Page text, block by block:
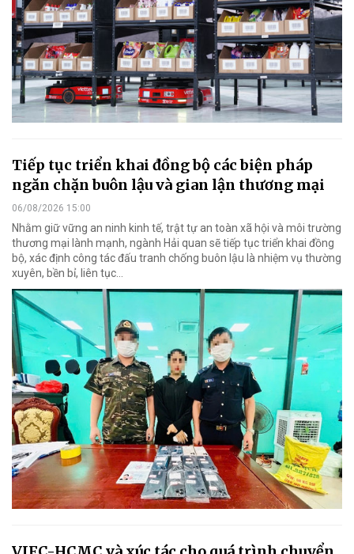
Tiếp tục triển khai đồng bộ các biện pháp
ngăn chặn buôn lậu và gian lận thương mại
06/08/2026 15:00
Nhằm giữ vững an ninh kinh tế, trật tự an toàn xã hội và môi trường
thương mại lành mạnh, ngành Hải quan sẽ tiếp tục triển khai đồng
bộ, xác định công tác đấu tranh chống buôn lậu là nhiệm vụ thường
xuyên, bền bỉ, liên tục…